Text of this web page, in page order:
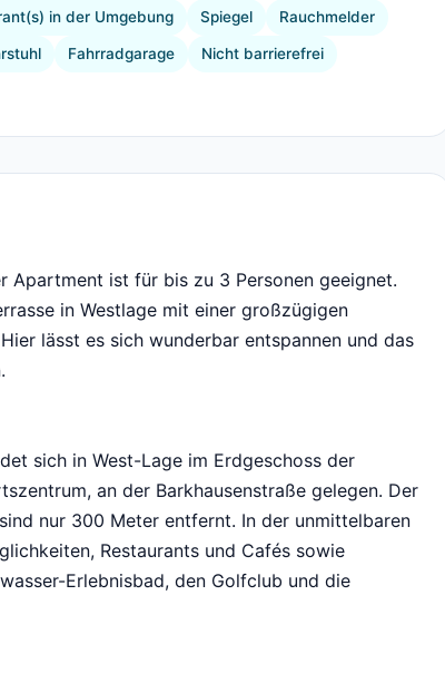
in der Umgebung Spiegel Rauchmelder
Fahrradgarage Nicht barrierefrei
Apartment ist für bis zu 3 Personen geeignet.
in Westlage mit einer großzügigen
lässt es sich wunderbar entspannen und das
sich in West-Lage im Erdgeschoss der
an der Barkhausenstraße gelegen. Der
nur 300 Meter entfernt. In der unmittelbaren
Restaurants und Cafés sowie
Erlebnisbad, den Golfclub und die